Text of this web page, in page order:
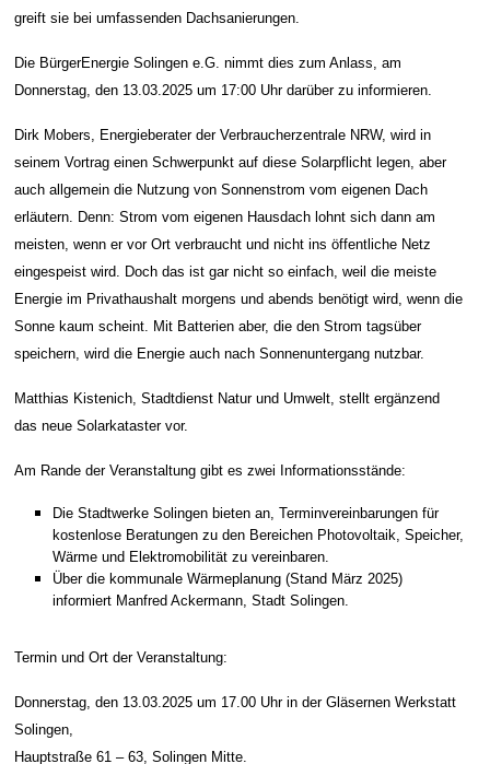
greift sie bei umfassenden Dachsanierungen.
Die BürgerEnergie Solingen e.G. nimmt dies zum Anlass, am
Donnerstag, den 13.03.2025 um 17:00 Uhr darüber zu informieren.
Dirk Mobers, Energieberater der Verbraucherzentrale NRW, wird in
seinem Vortrag einen Schwerpunkt auf diese Solarpflicht legen, aber
auch allgemein die Nutzung von Sonnenstrom vom eigenen Dach
erläutern. Denn: Strom vom eigenen Hausdach lohnt sich dann am
meisten, wenn er vor Ort verbraucht und nicht ins öffentliche Netz
eingespeist wird. Doch das ist gar nicht so einfach, weil die meiste
Energie im Privathaushalt morgens und abends benötigt wird, wenn die
Sonne kaum scheint. Mit Batterien aber, die den Strom tagsüber
speichern, wird die Energie auch nach Sonnenuntergang nutzbar.
Matthias Kistenich, Stadtdienst Natur und Umwelt, stellt ergänzend
das neue Solarkataster vor.
Am Rande der Veranstaltung gibt es zwei Informationsstände:
Die Stadtwerke Solingen bieten an, Terminvereinbarungen für
kostenlose Beratungen zu den Bereichen Photovoltaik, Speicher,
Wärme und Elektromobilität zu vereinbaren.
Über die kommunale Wärmeplanung (Stand März 2025)
informiert Manfred Ackermann, Stadt Solingen.
Termin und Ort der Veranstaltung:
Donnerstag, den 13.03.2025 um 17.00 Uhr in der Gläsernen Werkstatt
Solingen,
Hauptstraße 61 – 63, Solingen Mitte.